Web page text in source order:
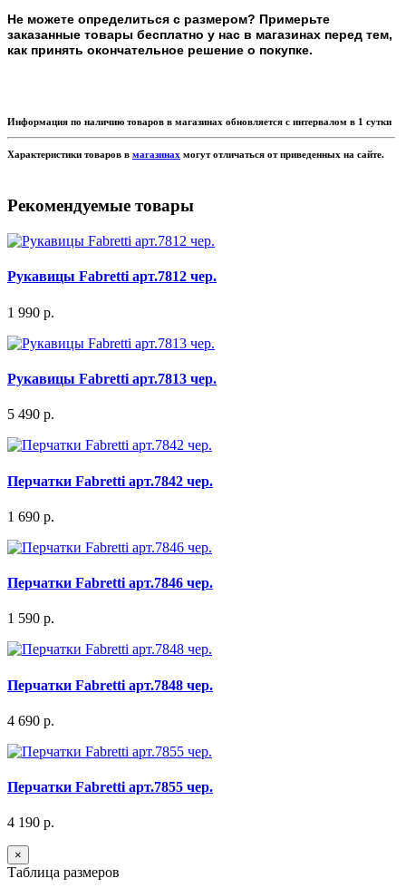
Не можете определиться с размером? Примерьте
заказанные товары бесплатно у нас в магазинах перед тем,
как принять окончательное решение о покупке.
Информация по наличию товаров в магазинах обновляется с интервалом в 1 сутки
Характеристики товаров в магазинах могут отличаться от приведенных на сайте.
Рекомендуемые товары
Рукавицы Fabretti арт.7812 чер.
1 990 р.
Рукавицы Fabretti арт.7813 чер.
5 490 р.
Перчатки Fabretti арт.7842 чер.
1 690 р.
Перчатки Fabretti арт.7846 чер.
1 590 р.
Перчатки Fabretti арт.7848 чер.
4 690 р.
Перчатки Fabretti арт.7855 чер.
4 190 р.
×
Таблица размеров